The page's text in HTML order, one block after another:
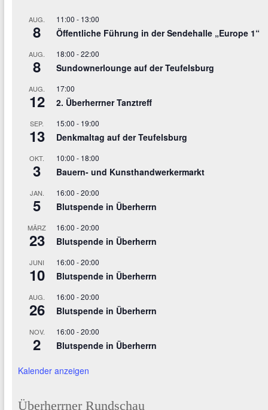
AUG.
8
11:00 - 13:00
Öffentliche Führung in der Sendehalle „Europe 1“
AUG.
8
18:00 -22:00
Sundownerlounge auf der Teufelsburg
AUG.
12
17:00
2. Überherrner Tanztreff
SEP.
13
15:00 - 19:00
Denkmaltag auf der Teufelsburg
OKT.
3
10:00 - 18:00
Bauern- und Kunsthandwerkermarkt
JAN.
5
16:00 -20:00
Blutspende in Überherrn
MÄRZ
23
16:00 -20:00
Blutspende in Überherrn
JUNI
10
16:00 -20:00
Blutspende in Überherrn
AUG.
26
16:00 -20:00
Blutspende in Überherrn
NOV.
2
16:00 -20:00
Blutspende in Überherrn
Kalender anzeigen
Überherrner Rundschau